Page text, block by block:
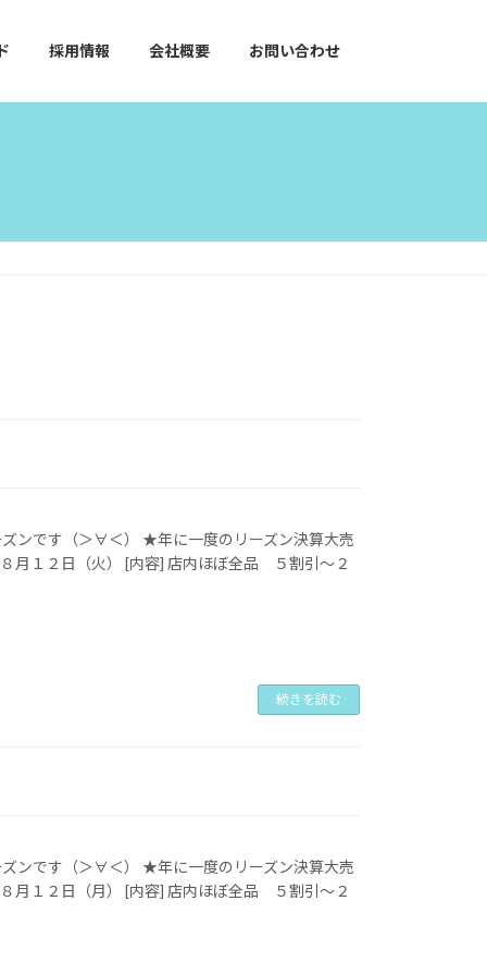
採用情報 会社概要 お問い合わせ
ンです（＞∀＜） ★年に一度のリーズン決算大売
月１２日（火） [内容] 店内ほぼ全品 ５割引～２
続きを読む
ンです（＞∀＜） ★年に一度のリーズン決算大売
月１２日（月） [内容] 店内ほぼ全品 ５割引～２